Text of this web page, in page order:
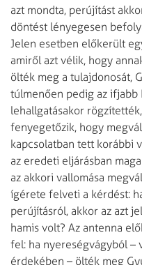
azt mondta, perújítást
döntést lényegesen
Jelen esetben elő­ke­rült
amiről azt vélik, hogy
ölték meg a tulajdonosát,
túlmenően pedig az ifjabb
lehallgatásakor
fenyegetőzik, hogy
kapcsolatban tett korábbi
az eredeti eljárásban
az akkori vallomása
ígérete felveti a kérdést:
perújításról, akkor az azt
hamis volt? Az antenna
fel: ha nyereségvágyból –
érdekében – ölték meg